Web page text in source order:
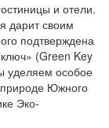
и отели.
дарит своим
подтверждена
(Green Key
уделяем особое
Южного
Эко-